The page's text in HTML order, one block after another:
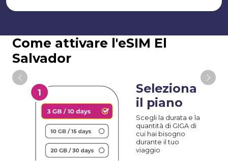
Come attivare l'eSIM El
Salvador
Seleziona
il piano
Scegli la durata e la
quantità di GIGA di
cui hai bisogno
durante il tuo
viaggio